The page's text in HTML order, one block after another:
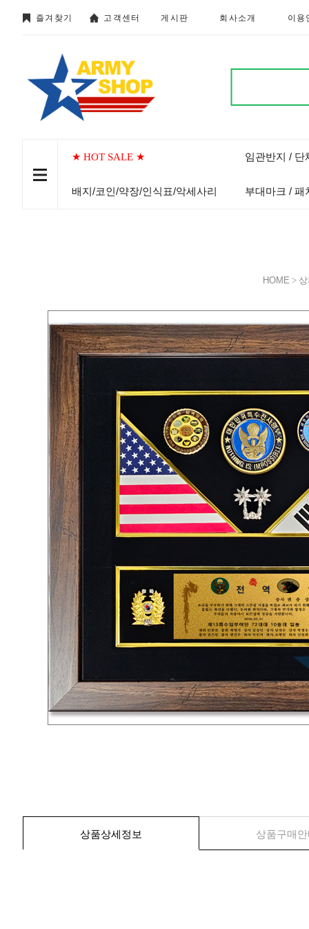
즐겨찾기 고객센터 게시판 회사소개 이용
★ HOT SALE ★
배지/코인/약장/인식표/악세사리
임관반지 / 단
부대마크 / 패
HOME >
상품상세정보 상품구매